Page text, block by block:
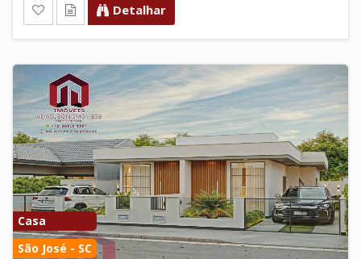
Detalhar
Casa
São José - SC